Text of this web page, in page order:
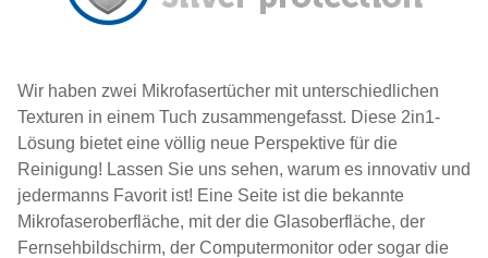
Wir haben zwei Mikrofasertücher mit unterschiedlichen
Texturen in einem Tuch zusammengefasst. Diese 2in1-
Lösung bietet eine völlig neue Perspektive für die
Reinigung! Lassen Sie uns sehen, warum es innovativ und
jedermanns Favorit ist! Eine Seite ist die bekannte
Mikrofaseroberfläche, mit der die Glasoberfläche, der
Fernsehbildschirm, der Computermonitor oder sogar die